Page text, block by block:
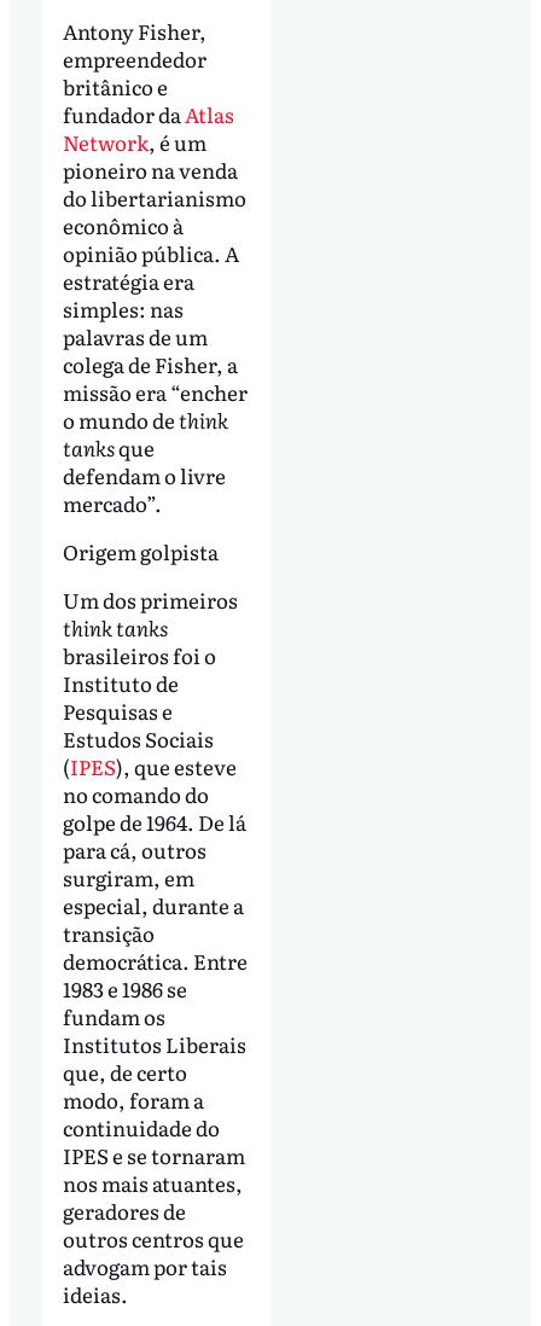
Antony Fisher,
empreendedor
britânico e
fundador daAtlas
Network, é um
pioneiro na venda
do libertarianismo
econômico à
opinião pública. A
estratégia era
simples: nas
palavras de um
colega de Fisher, a
missão era “encher
o mundo dethink
tanksque
defendam o livre
mercado”.
Origem golpista
Um dos primeiros
think tanks
brasileiros foi o
Instituto de
Pesquisas e
Estudos Sociais
(IPES), que esteve
no comando do
golpe de 1964. De lá
para cá, outros
surgiram, em
especial, durante a
transição
democrática. Entre
1983 e 1986 se
fundam os
Institutos Liberais
que, de certo
modo, foram a
continuidade do
IPES e se tornaram
nos mais atuantes,
geradores de
outros centros que
advogam por tais
ideias.